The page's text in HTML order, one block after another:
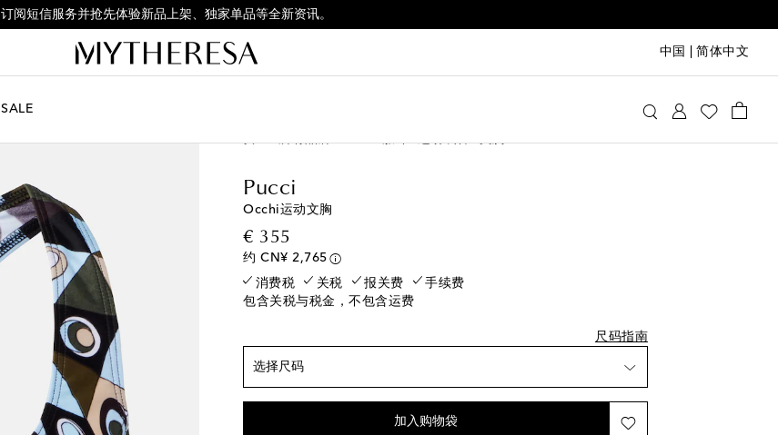
订阅短信服务并抢先体验新品上架、独家单品等全新资讯。
中国 简体中文
SALE
Pucci
Occhi运动文胸
€ 355original price
约 CN¥ 2,765
消费税
关税 报关费
手续费
包含关税与税金，不包含运费
尺码指南
选择尺码
符合正常尺码
XS / CN 160/84
S / CN 165/88
XL / CN 175/100
加入购物袋